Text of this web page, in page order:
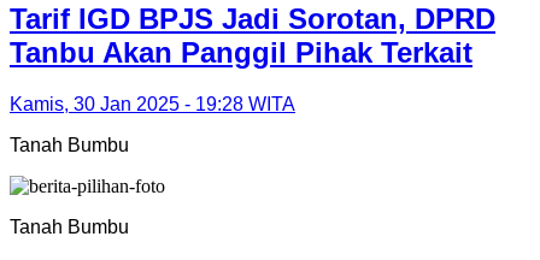
Tarif IGD BPJS Jadi Sorotan, DPRD
Tanbu Akan Panggil Pihak Terkait
Kamis, 30 Jan 2025 - 19:28 WITA
Tanah Bumbu
Tanah Bumbu